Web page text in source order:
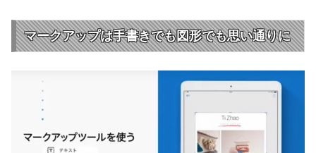
マークアップは手書きでも図形でも思い通りに